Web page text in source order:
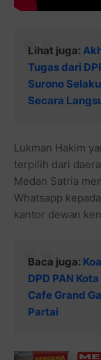
Lihat juga:
Tugas dari
Surono
Secara
Lukman Hakim
terpilih dari
Medan Satria
Whatsapp
kantor dewan
Baca juga:
DPD PAN
Cafe Grand
Partai